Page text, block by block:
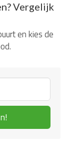
Vergelijk
en kies de